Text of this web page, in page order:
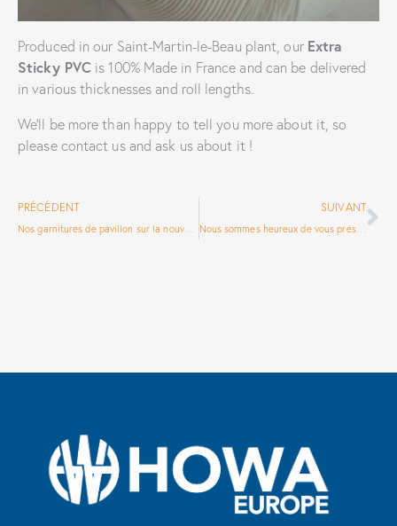
Produced in our Saint-Martin-le-Beau plant, our Extra
Sticky PVC is 100% Made in France and can be delivered
in various thicknesses and roll lengths.
We’ll be more than happy to tell you more about it, so
please contact us and ask us about it !
PRÉCÉDENT
Nos garnitures de pavillon sur la nouvelle AYGO X
SUIVANT
Nous sommes heureux de vous présenter notre ‘Calendrier de l’après’ regroupant nos Best-sellers : PSEAL Extra Sticky